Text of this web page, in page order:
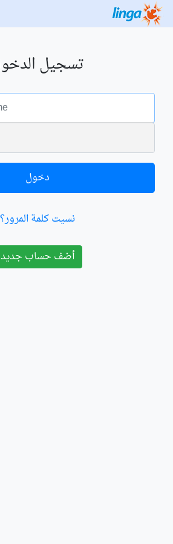
تسجيل
البريد الالكتروني
الكلمة السرية
دخول
نسيت كلمة المرور؟
أضف حساب جديد